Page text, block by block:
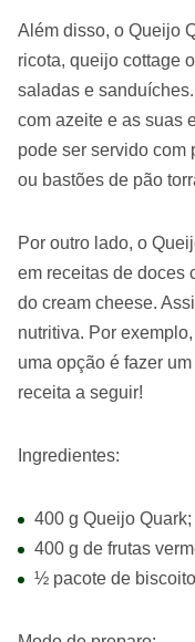
Além disso, o Queijo
ricota, queijo cottage
saladas e
com azeite e as suas
pode ser servido com
ou bastões de pão
Por outro lado, o
em receitas de doces
do cream cheese.
nutritiva. Por
uma opção é fazer
receita a seguir!
Ingredientes:
400 g Queijo Quark;
400 g de frutas
½ pacote de